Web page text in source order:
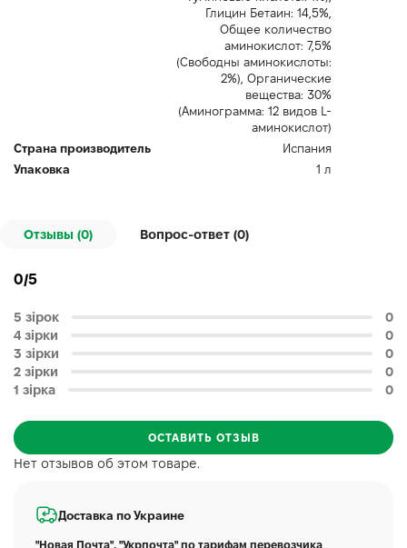
Глицин Бетаин: 14,5%,
Общее количество
аминокислот: 7,5%
(Свободны аминокислоты:
2%), Органические
вещества: 30%
(Аминограмма: 12 видов L-
аминокислот)
Страна производитель
Испания
Упаковка
1 л
Отзывы (0) Вопрос-ответ (0)
Нет отзывов об этом товаре.
0/5
5 зірок
0
4 зірки
0
3 зірки
0
2 зірки
0
1 зірка
0
ОСТАВИТЬ ОТЗЫВ
Доставка по Украине
"Новая Почта", "Укрпочта" по тарифам перевозчика